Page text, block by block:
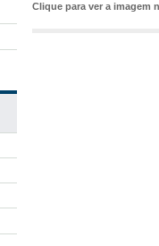
Clique para ver a